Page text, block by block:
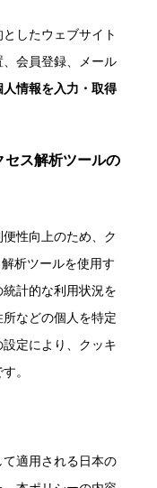
したウェブサイト
会員登録、メール
人情報を入力・取得
セス解析ツールの
性向上のため、ク
析ツールを使用す
計的な利用状況を
などの個人を特定
定により、クッキ
。
適用される日本の